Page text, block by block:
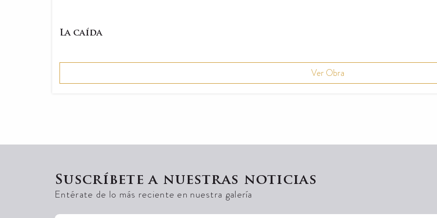
La caída
Ver Obra
Suscríbete a nuestras noticias
Entérate de lo más reciente en nuestra galería